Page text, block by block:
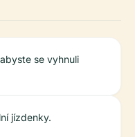
se vyhnuli
jízdenky.